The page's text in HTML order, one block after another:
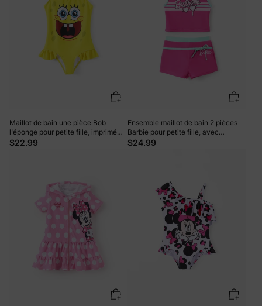
Maillot de bain une pièce Bob
l'éponge pour petite fille, imprimé
dégradé, ourlet à volants, protection
$22.99
Ensemble maillot de bain 2 pièces
Barbie pour petite fille, avec
lunettes à rayures, imprimé cocotier,
$24.99